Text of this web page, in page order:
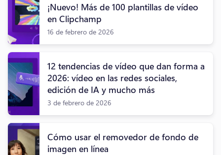
¡Nuevo! Más de 100 plantillas de vídeo
en Clipchamp
16 de febrero de 2026
12 tendencias de vídeo que dan forma a
2026: vídeo en las redes sociales,
edición de IA y mucho más
3 de febrero de 2026
Cómo usar el removedor de fondo de
imagen en línea